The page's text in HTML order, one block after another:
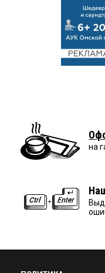
на